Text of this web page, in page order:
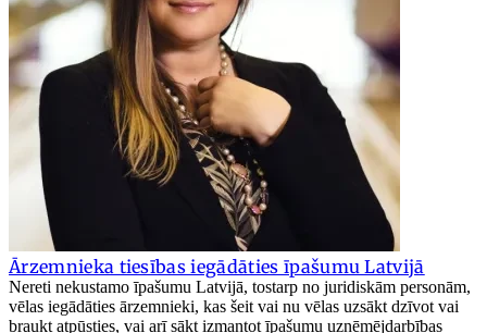
Ārzemnieka tiesības iegādāties īpašumu Latvijā
Nereti nekustamo īpašumu Latvijā, tostarp no juridiskām personām,
vēlas iegādāties ārzemnieki, kas šeit vai nu vēlas uzsākt dzīvot vai
braukt atpūsties, vai arī sākt izmantot īpašumu uzņēmējdarbības